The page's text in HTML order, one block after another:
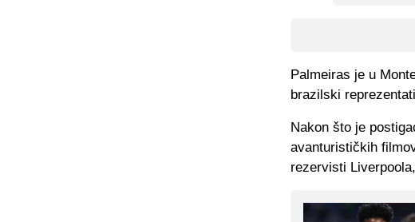
Palmeiras je u
brazilski
Nakon što je
avanturističkih
rezervisti